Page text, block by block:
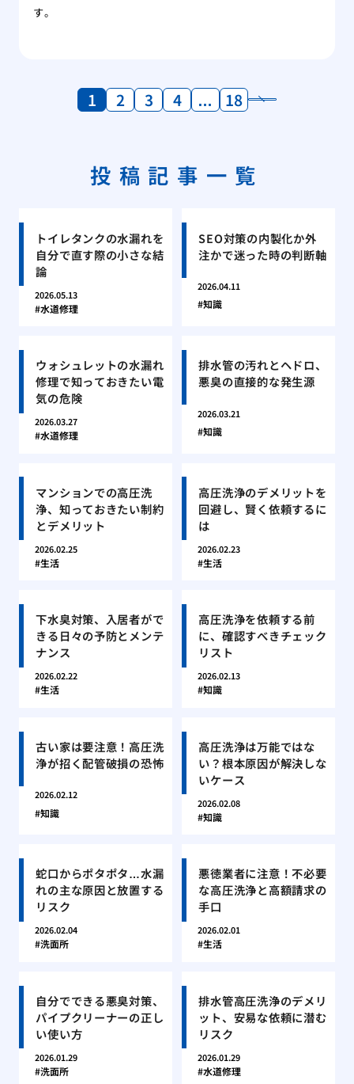
す。
1 2 3 4 … 18
投稿記事一覧
トイレタンクの水漏れを
自分で直す際の小さな結
論
2026.05.13
水道修理
SEO対策の内製化か外
注かで迷った時の判断軸
2026.04.11
知識
ウォシュレットの水漏れ
修理で知っておきたい電
気の危険
2026.03.27
水道修理
排水管の汚れとヘドロ、
悪臭の直接的な発生源
2026.03.21
知識
マンションでの高圧洗
浄、知っておきたい制約
とデメリット
2026.02.25
生活
高圧洗浄のデメリットを
回避し、賢く依頼するに
は
2026.02.23
生活
下水臭対策、入居者がで
きる日々の予防とメンテ
ナンス
2026.02.22
生活
高圧洗浄を依頼する前
に、確認すべきチェック
リスト
2026.02.13
知識
古い家は要注意！高圧洗
浄が招く配管破損の恐怖
2026.02.12
知識
高圧洗浄は万能ではな
い？根本原因が解決しな
いケース
2026.02.08
知識
蛇口からポタポタ…水漏
れの主な原因と放置する
リスク
2026.02.04
洗面所
悪徳業者に注意！不必要
な高圧洗浄と高額請求の
手口
2026.02.01
生活
自分でできる悪臭対策、
パイプクリーナーの正し
い使い方
2026.01.29
洗面所
排水管高圧洗浄のデメリ
ット、安易な依頼に潜む
リスク
2026.01.29
水道修理